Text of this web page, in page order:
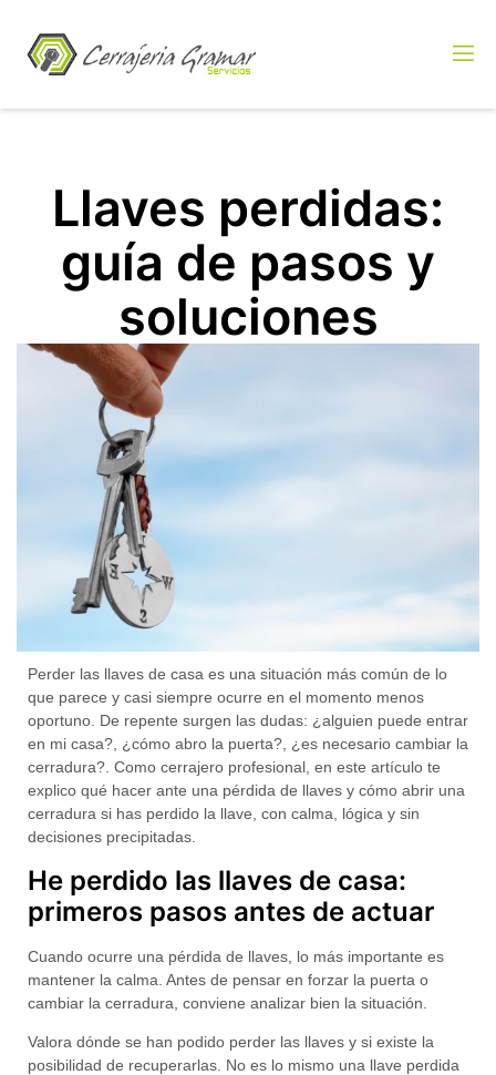
Llaves perdidas:
guía de pasos y
soluciones
Perder las llaves de casa es una situación más común de lo
que parece y casi siempre ocurre en el momento menos
oportuno. De repente surgen las dudas: ¿alguien puede entrar
en mi casa?, ¿cómo abro la puerta?, ¿es necesario cambiar la
cerradura?. Como cerrajero profesional, en este artículo te
explico qué hacer ante una pérdida de llaves y cómo abrir una
cerradura si has perdido la llave , con calma, lógica y sin
decisiones precipitadas.
He perdido las llaves de casa:
primeros pasos antes de actuar
Cuando ocurre una pérdida de llaves , lo más importante es
mantener la calma. Antes de pensar en forzar la puerta o
cambiar la cerradura, conviene analizar bien la situación.
Valora dónde se han podido perder las llaves y si existe la
posibilidad de recuperarlas. No es lo mismo una llave perdida